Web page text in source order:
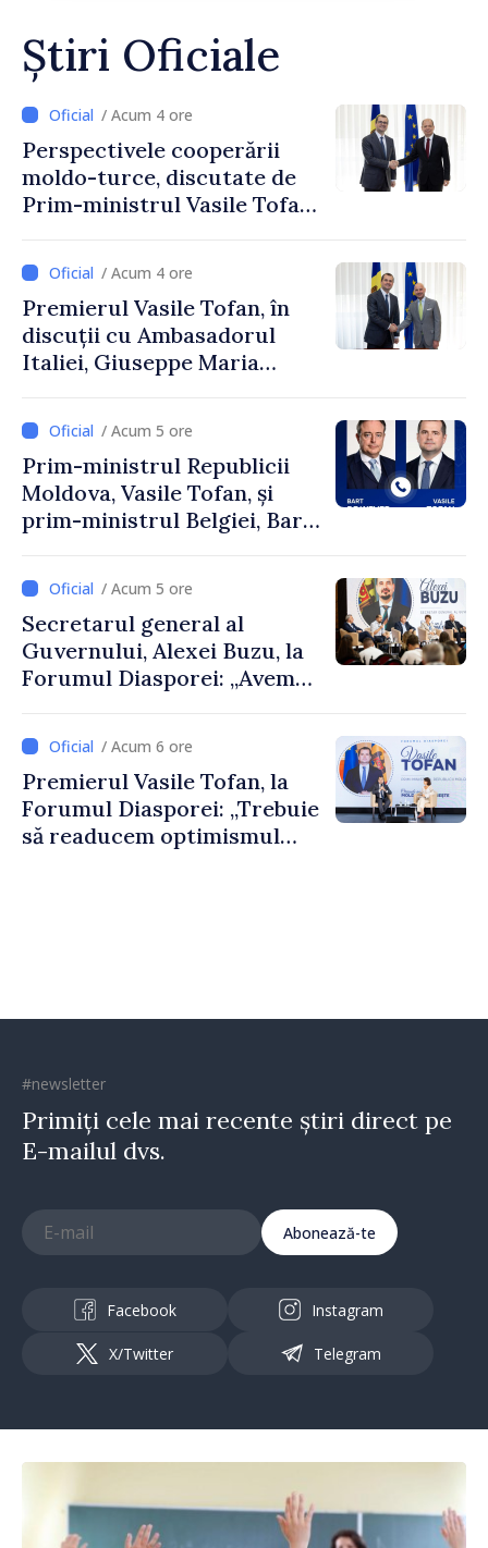
Știri Oficiale
/ Acum 4 ore
Perspectivele cooperării
moldo-turce, discutate de
Prim-ministrul Vasile Tofan
Uygar Mustafa Sertel
/ Acum 4 ore
Premierul Vasile Tofan, în
discuții cu Ambasadorul
Italiei, Giuseppe Maria
/ Acum 5 ore
Prim-ministrul Republicii
Moldova, Vasile Tofan, și
prim-ministrul Belgiei, Bart
despre parcursul european
al Republicii Moldova.
/ Acum 5 ore
Secretarul general al
Guvernului, Alexei Buzu, la
Forumul Diasporei: „Avem
dumneavoastră pentru a
construi comunități mai
puternice”
/ Acum 6 ore
Premierul Vasile Tofan, la
Forumul Diasporei: „Trebuie
să readucem optimismul
#newsletter
Primiți cele mai recente știri direct pe
E-mailul dvs.
Abonează-te
Facebook Instagram
X/Twitter Telegram